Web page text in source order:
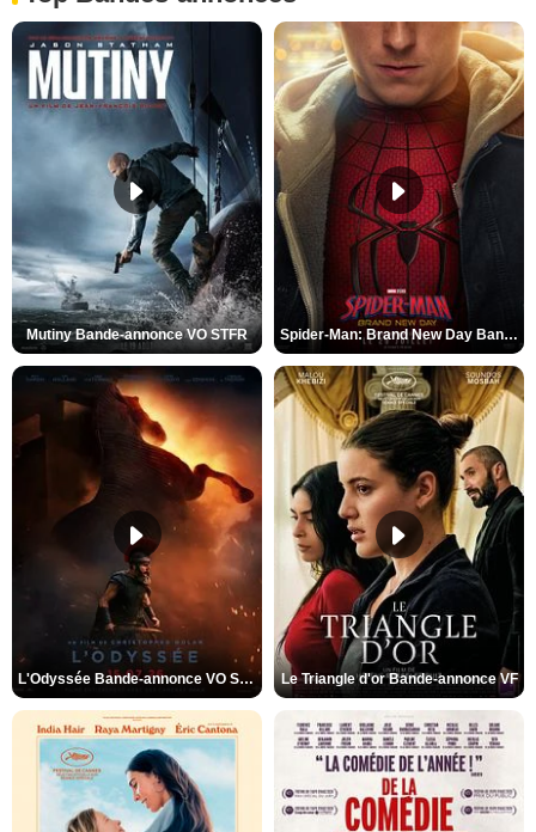
Mutiny Bande-annonce VO STFR Spider-Man: Brand New Day Bande-annonce VO STFR
L'Odyssée Bande-annonce VO STFR Le Triangle d'or Bande-annonce VF